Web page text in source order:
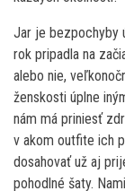
Jar je bezpochyby
rok pripadla na
alebo nie,
ženskosti úplne
nám má priniesť
v akom outfite ich
dosahovať už aj
pohodlné šaty.